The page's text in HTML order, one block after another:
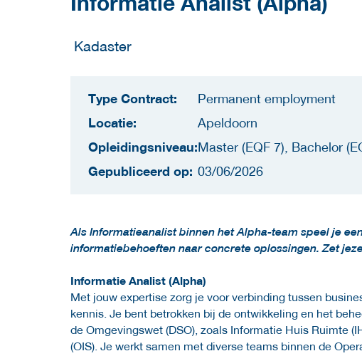
Kadaster
Type Contract: Permanent employment
Locatie: Apeldoorn
Opleidingsniveau:Master (EQF 7), Bachelor
Gepubliceerd op: 03/06/2026
Als Informatieanalist binnen het Alpha-team speel je
informatiebehoeften naar concrete oplossingen. Zet
Informatie Analist (Alpha)
Met jouw expertise zorg je voor verbinding tussen
kennis. Je bent betrokken bij de ontwikkeling en het
de Omgevingswet (DSO), zoals Informatie Huis Ruimte
(OIS). Je werkt samen met diverse teams binnen de